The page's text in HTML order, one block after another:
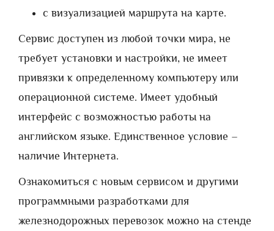
с визуализацией маршрута на карте.
Сервис доступен из любой точки мира, не
требует установки и настройки, не имеет
привязки к определенному компьютеру или
операционной системе. Имеет удобный
интерфейс с возможностью работы на
английском языке. Единственное условие –
наличие Интернета.
Ознакомиться с новым сервисом и другими
программными разработками для
железнодорожных перевозок можно на стенде